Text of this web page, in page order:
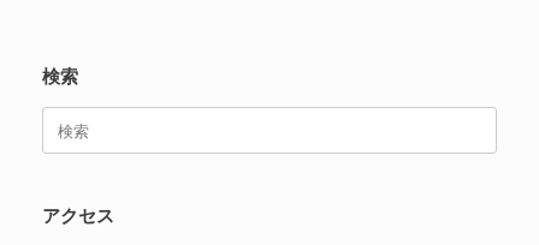
検索
アクセス